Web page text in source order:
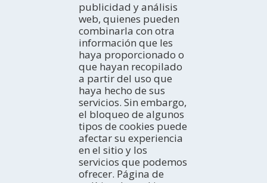
Gastronomía y Enoturismo
Navegación Fluvial
Observación de aves
Albergues juveniles
Viviendas de uso turístico
Tierras del Ebro en los blogs
HISTORIAS DE LAS TIERRAS DEL EBRO
BOLETÍN ELECTRÓNICO
Subscríbete gratuitamente a nuestro boletín electrónico
TURISMO EN FAMILIA
publicidad y análisis
web, quienes pueden
combinarla con otra
información que les
haya proporcionado o
que hayan recopilado
a partir del uso que
haya hecho de sus
servicios. Sin embargo,
el bloqueo de algunos
tipos de cookies puede
afectar su experiencia
en el sitio y los
servicios que podemos
ofrecer. Página de